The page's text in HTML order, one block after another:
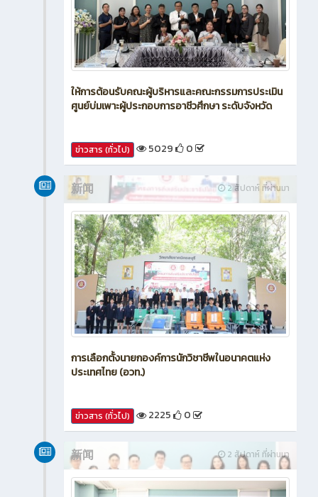
ให้การต้อนรับคณะผู้บริหารและคณะกรรมการประเมิน
ศูนย์บ่มเพาะผู้ประกอบการอาชีวศึกษา ระดับจังหวัด
ข่าวสาร (ทั่วไป) 5029 0
2 สัปดาห์ ที่ผ่านมา
新闻
การเลือกตั้งนายกองค์การนักวิชาชีพในอนาคตแห่ง
ประเทศไทย (อวท.)
ข่าวสาร (ทั่วไป) 2225 0
2 สัปดาห์ ที่ผ่านมา
新闻